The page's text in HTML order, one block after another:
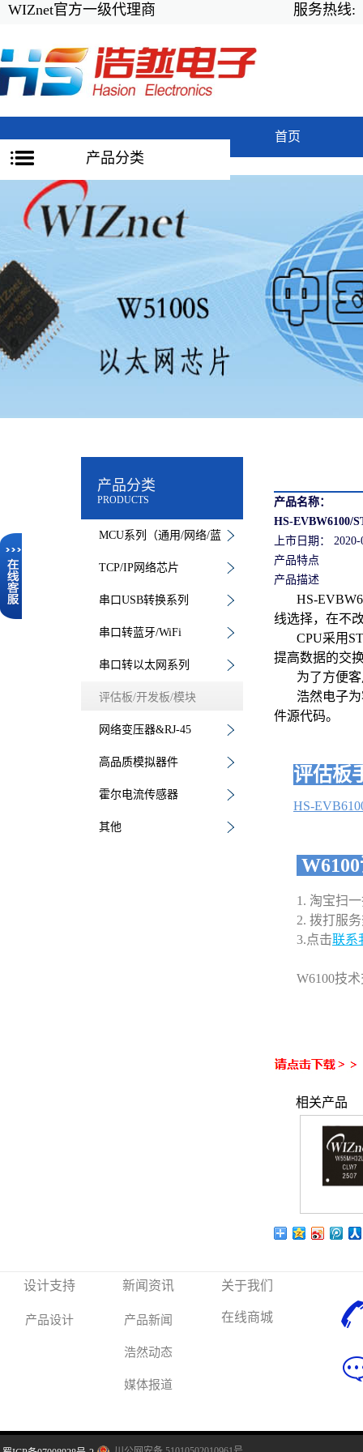
WIZnet官方一级代理商 服务热线:
产品分类
首页
产品分类
PRODUCTS
MCU系列（通用/网络/蓝
牙）
TCP/IP网络芯片
串口USB转换系列
串口转蓝牙/WiFi
串口转以太网系列
评估板/开发板/模块
网络变压器&RJ-45
高品质模拟器件
霍尔电流传感器
其他
产品名称：
HS-EVBW6100/
上市日期： 2020-
产品特点
产品描述
HS-
线选择，在不
CPU采用ST
提高数据的交
为了方便客
浩然电子为
件源代码。
评估板
HS-
1. 淘宝扫
2. 拨打服务
3.点击联系
W6100技
相关产品
设计支持
产品设计
新闻资讯
产品新闻
浩然动态
媒体报道
关于我们
在线商城